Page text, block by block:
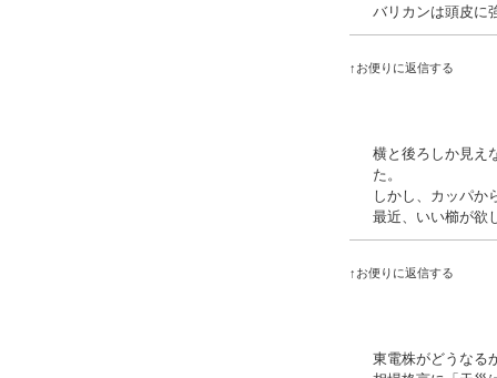
バリカンは頭皮に
↑お便りに返信する
横と後ろしか見え
た。
しかし、カッパか
最近、いい櫛が欲
↑お便りに返信する
東電株がどうなる